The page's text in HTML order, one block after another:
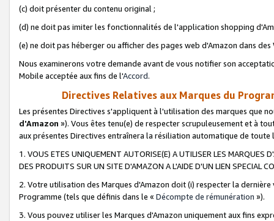
(c) doit présenter du contenu original ;
(d) ne doit pas imiter les fonctionnalités de l'application shopping
(e) ne doit pas héberger ou afficher des pages web d'Amazon dans
Nous examinerons votre demande avant de vous notifier son
Mobile acceptée aux fins de l'Accord.
Directives Relatives aux Marques du
Les présentes Directives s'appliquent à l'utilisation des marques que
d'Amazon »). Vous êtes tenu(e) de respecter scrupuleusement et à
aux présentes Directives entraînera la résiliation automatique de
1. VOUS ETES UNIQUEMENT AUTORISE(E) A UTILISER LES MARQUES
DES PRODUITS SUR UN SITE D'AMAZON A L'AIDE D'UN LIEN SPECIAL
2. Votre utilisation des Marques d'Amazon doit (i) respecter la
Programme (tels que définis dans le « Décompte de rémunération »).
3. Vous pouvez utiliser les Marques d'Amazon uniquement aux fins